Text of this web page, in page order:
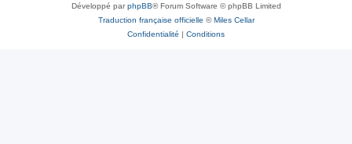
Développé parphpBB® Forum Software © phpBB Limited
Traduction française officielle ©Miles Cellar
Confidentialité | Conditions